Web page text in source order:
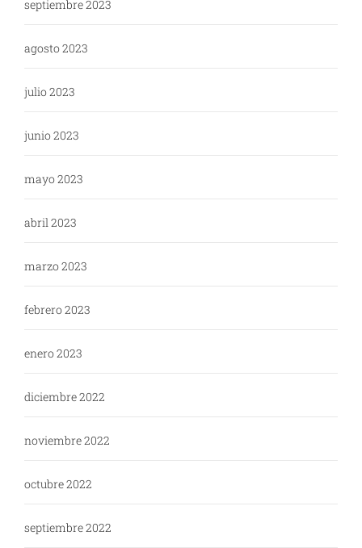
septiembre 2023
agosto 2023
julio 2023
junio 2023
mayo 2023
abril 2023
marzo 2023
febrero 2023
enero 2023
diciembre 2022
noviembre 2022
octubre 2022
septiembre 2022